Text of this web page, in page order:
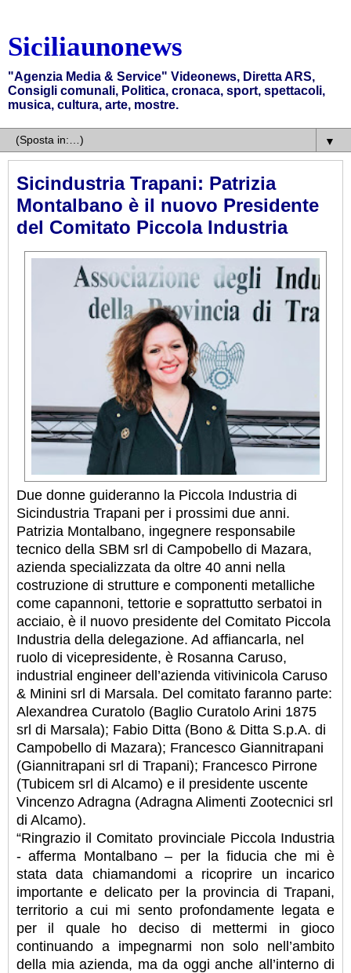
Siciliaunonews
"Agenzia Media & Service" Videonews, Diretta ARS,
Consigli comunali, Politica, cronaca, sport, spettacoli,
musica, cultura, arte, mostre.
▼
Sicindustria Trapani: Patrizia
Montalbano è il nuovo Presidente
del Comitato Piccola Industria
Due donne guideranno la Piccola Industria di
Sicindustria Trapani per i prossimi due anni.
Patrizia Montalbano, ingegnere responsabile
tecnico della SBM srl di Campobello di Mazara,
azienda specializzata da oltre 40 anni nella
costruzione di strutture e componenti metalliche
come capannoni, tettorie e soprattutto serbatoi in
acciaio, è il nuovo presidente del Comitato Piccola
Industria della delegazione. Ad affiancarla, nel
ruolo di vicepresidente, è Rosanna Caruso,
industrial engineer dell’azienda vitivinicola Caruso
& Minini srl di Marsala. Del comitato faranno parte:
Alexandrea Curatolo (Baglio Curatolo Arini 1875
srl di Marsala); Fabio Ditta (Bono & Ditta S.p.A. di
Campobello di Mazara); Francesco Giannitrapani
(Giannitrapani srl di Trapani); Francesco Pirrone
(Tubicem srl di Alcamo) e il presidente uscente
Vincenzo Adragna (Adragna Alimenti Zootecnici srl
di Alcamo).
“Ringrazio il Comitato provinciale Piccola Industria
- afferma Montalbano – per la fiducia che mi è
stata data chiamandomi a ricoprire un incarico
importante e delicato per la provincia di Trapani,
territorio a cui mi sento profondamente legata e
per il quale ho deciso di mettermi in gioco
continuando a impegnarmi non solo nell’ambito
della mia azienda, ma da oggi anche all’interno di